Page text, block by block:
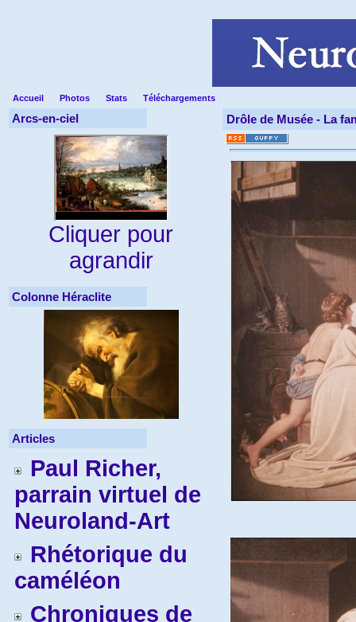
Accueil Photos Stats Téléchargements
Arcs-en-ciel
Cliquer pour
agrandir
Colonne Héraclite
Articles
Paul Richer,
parrain virtuel de
Neuroland-Art
Rhétorique du
caméléon
Chroniques de
Drôle de Musée - La